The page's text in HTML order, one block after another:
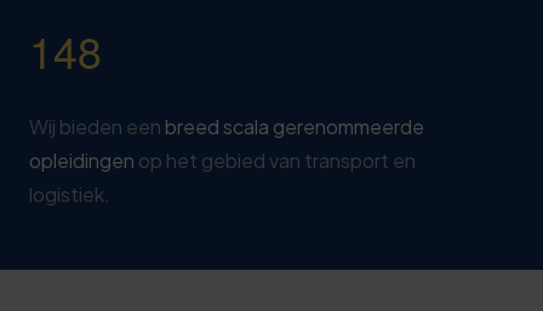
148
Wij bieden een breed scala gerenommeerde
opleidingen op het gebied van transport en
logistiek.